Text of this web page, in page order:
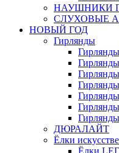
НАУШНИКИ
СЛУХОВЫЕ
НОВЫЙ ГОД
Гирлянды
ДЮРАЛАЙТ
Ёлки
Ёлки